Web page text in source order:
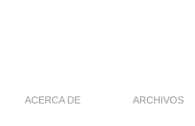
ACERCA DE ARCHIVOS